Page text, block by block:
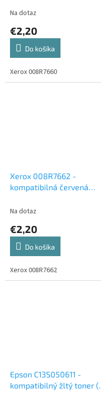
Na dotaz
€2,20
Do košíka
Xerox 008R7660
Xerox 008R7662 -
kompatibilná červená
Na dotaz
€2,20
Do košíka
Xerox 008R7662
Epson C13S050611 -
kompatibilný žltý toner (1